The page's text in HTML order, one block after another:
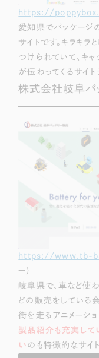
https://
愛知県でパッケージ
サイトです。キラキ
つけられていて、キャ
が伝わってくるサイト
株式会社岐阜バ
https://www.tb-
ー）
岐阜県で、車など使
どの販売をしている
街を走るアニメーシ
製品紹介も充実して
い のも特徴的なサイト